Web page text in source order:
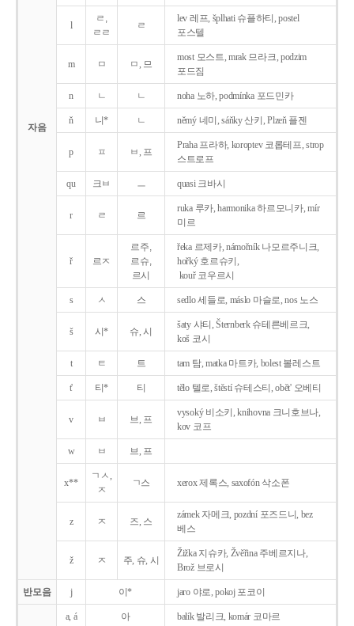
자음
l
ㄹ,
ㄹㄹ
ㄹ
lev 레프, šplhati 슈플하티, postel
포스텔
m ㅁ ㅁ, 므
most 모스트, mrak 므라크, podzim
포드짐
n ㄴ ㄴ noha 노하, podmínka 포드민카
ň 니* ㄴ němý 네미, sáňky 산키, Plzeň 플젠
p ㅍ ㅂ, 프
Praha 프라하, koroptev 코롭테프, strop
스트로프
qu 크ㅂ ㅡ quasi 크바시
r ㄹ 르
ruka 루카, harmonika 하르모니카, mír
미르
ř 르ㅈ
르주,
르슈,
르시
řeka 르제카, námořník 나모르주니크,
hořký 호르슈키,
kouř 코우르시
s ㅅ 스 sedlo 세들로, máslo 마슬로, nos 노스
š 시* 슈, 시
šaty 샤티, Šternberk 슈테른베르크,
koš 코시
t ㅌ 트 tam 탐, matka 마트카, bolest 볼레스트
t' 티* 티 tělo 텔로, štěstí 슈테스티, obět' 오베티
v ㅂ 브, 프
vysoký 비소키, knihovna 크니호브나,
kov 코프
w ㅂ 브, 프
x**
ㄱㅅ,
ㅈ
ㄱ스 xerox 제록스, saxofón 삭소폰
z ㅈ 즈, 스
zámek 자메크, pozdní 포즈드니, bez
베스
ž ㅈ 주, 슈, 시
Žižka 지슈카, Žvěřina 주베르지나,
Brož 브로시
반모음 j 이* jaro 야로, pokoj 포코이
a, á 아 balík 발리크, komár 코마르